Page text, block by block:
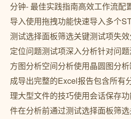
分钟- 最佳实践指南高效工作流配
导入使用拖拽功能快速导入多个
测试选择面板筛选关键测试项失
定位问题测试项深入分析针对问
方图分析空间分析使用晶圆图分
成导出完整的Excel报告包含所有
理大型文件的技巧使用会话保存
件在分析前通过测试选择面板筛